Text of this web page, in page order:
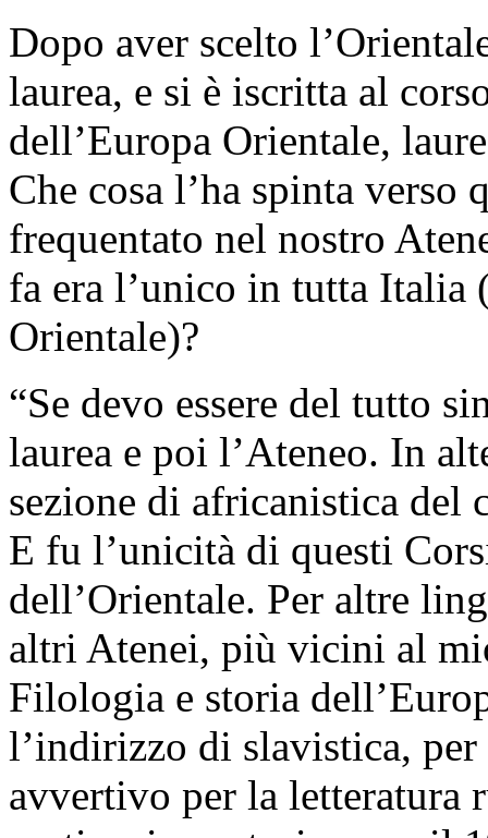
Dopo aver scelto
laurea, e si è iscritta al
dell’Europa Orientale,
Che cosa l’ha spinta verso
frequentato nel nostro
fa era l’unico in tutta Italia
Orientale)?
“Se devo essere del tutto
laurea e poi l’Ateneo. In
sezione di africanistica
E fu l’unicità di questi
dell’Orientale. Per altre
altri Atenei, più vicini al
Filologia e storia
l’indirizzo di slavistica,
avvertivo per la letteratura